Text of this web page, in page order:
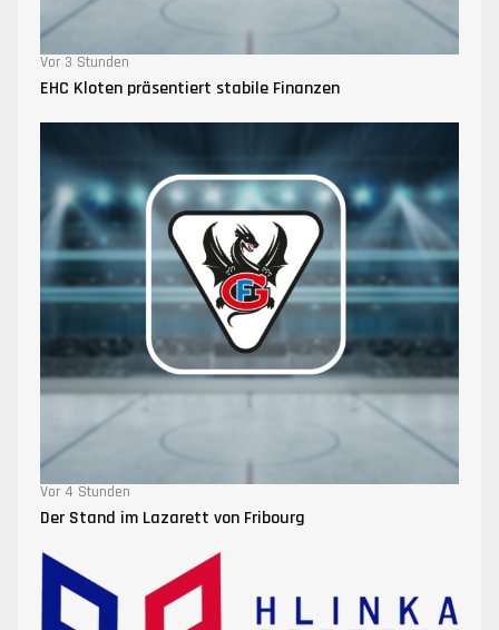
Vor 3 Stunden
EHC Kloten präsentiert stabile Finanzen
Vor 4 Stunden
Der Stand im Lazarett von Fribourg